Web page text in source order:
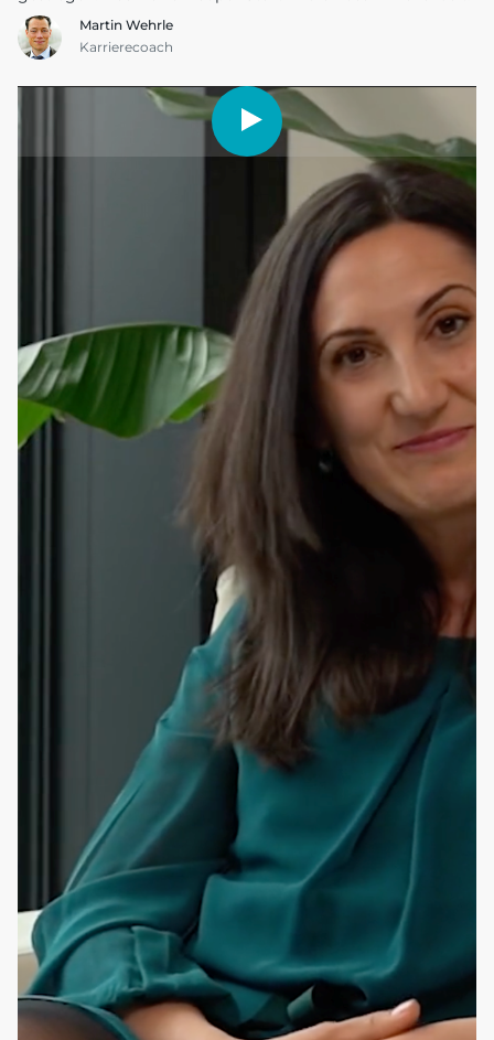
Martin Wehrle
Karrierecoach